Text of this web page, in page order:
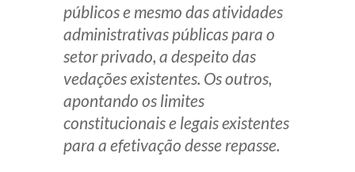
públicos e mesmo das atividades
administrativas públicas para o
setor privado, a despeito das
vedações existentes. Os outros,
apontando os limites
constitucionais e legais existentes
para a efetivação desse repasse.